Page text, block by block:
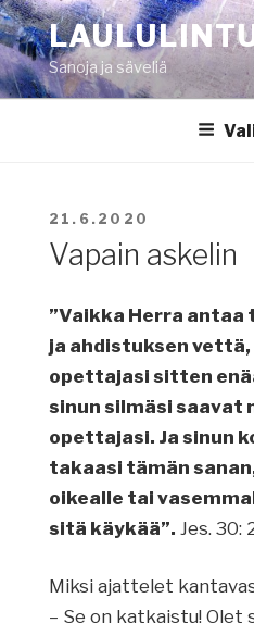
Siirry
sisältöön
Sanoja ja säveliä
JULKAISTU
21.6.2020
Vapain askelin
”Vaikka Herra antaa
ja ahdistuksen vettä,
opettajasi sitten
sinun silmäsi saavat
opettajasi. Ja sinun
takaasi tämän
oikealle tai
sitä käykää”. Jes. 30:
Miksi ajattelet
– Se on katkaistu! Olet